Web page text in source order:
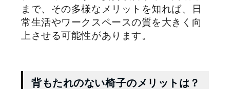
まで、その多様なメリットを知れば、日
常生活やワークスペースの質を大きく向
上させる可能性があります。
背もたれのない椅子のメリットは？